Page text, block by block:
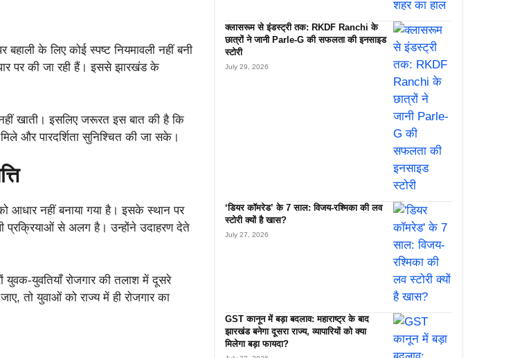
बहाली के लिए कोई स्पष्ट नियमावली नहीं बनी
पर की जा रही हैं। इससे झारखंड के
खाती। इसलिए जरूरत इस बात की है कि
और पारदर्शिता सुनिश्चित की जा सके।
को आधार नहीं बनाया गया है। इसके स्थान पर
प्रक्रियाओं से अलग है। उन्होंने उदाहरण देते
युवक-युवतियाँ रोजगार की तलाश में दूसरे
तो युवाओं को राज्य में ही रोजगार का
क्लासरूम से इंडस्ट्री तक: RKDF Ranchi के
छात्रों ने जानी Parle-G की सफलता की इनसाइड
स्टोरी
July 29, 2026
‘डियर कॉमरेड’ के 7 साल: विजय-रश्मिका की लव
स्टोरी क्यों है खास?
July 27, 2026
GST कानून में बड़ा बदलाव: महाराष्ट्र के बाद
झारखंड बनेगा दूसरा राज्य, व्यापारियों को क्या
मिलेगा बड़ा फायदा?